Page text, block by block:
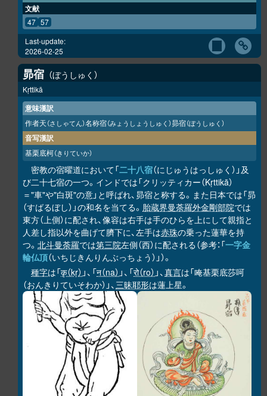
文献
47 57
Last-update:
2026-02-25
昴宿 ぼうしゅく
Kṛttikā
意味漢訳
作者天（さしゃてん）名称宿（みょうしょうしゅく）昴宿（ぼうしゅく）
音写漢訳
基栗底柯（きりていか）
密教の宿曜道において「二十八宿（にじゅうはっしゅく）」及
び二十七宿の一つ。インドでは「クリッティカー（Kṛttikā）
＝"車"や"白斑"の意」と呼ばれ、昴宿と称する。また日本では「昴
（すばるぼし）」の和名を当てる。 胎蔵界曼荼羅外金剛部院では
東方（上側）に配され、像容は右手は手のひらを上にして親指と
人差し指以外を曲げて臍下に、左手は赤珠の乗った蓮華を持
つ。 北斗曼荼羅では第三院左側（西）に配される（参考：「一字金
輪仏頂（いちじきんりんぶっちょう）」）。
種字は「कृ（kṛ） 」、「न（na） 」、「रो（ro） 」、真言は「唵基栗底莎呵
（おんきりていそわか）」、三昧耶形は蓮上星。